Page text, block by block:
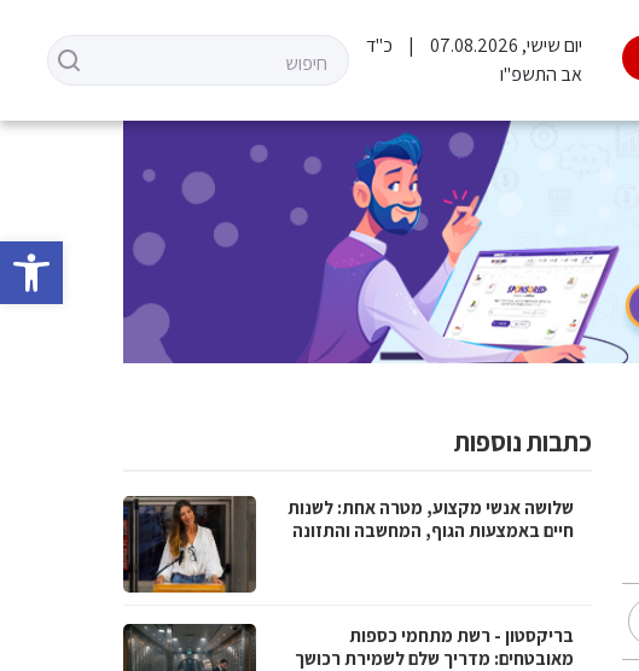
פתח
יום שישי, 07.08.2026
כ"ד
אב התשפ"ו
כתבות נוספות
שלושה אנשי מקצוע, מטרה אחת: לשנות
חיים באמצעות הגוף, המחשבה והתזונה
בריקסטון - רשת מתחמי כספות
מאובטחים: מדריך שלם לשמירת רכושך